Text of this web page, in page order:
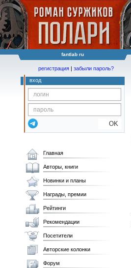
fantlab ru
регистрация | забыли пароль?
вход
OK
Главная
Авторы, книги
Новинки и планы
Награды, премии
Рейтинги
Рекомендации
Посетители
Авторские колонки
Форум